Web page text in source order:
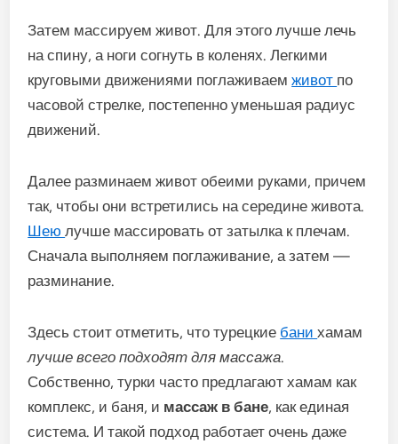
Затем массируем живот. Для этого лучше лечь
на спину, а ноги согнуть в коленях. Легкими
круговыми движениями поглаживаемживот по
часовой стрелке, постепенно уменьшая радиус
движений.
Далее разминаем живот обеими руками, причем
так, чтобы они встретились на середине живота.
Шеюлучше массировать от затылка к плечам.
Сначала выполняем поглаживание, а затем —
разминание.
Здесь стоит отметить, что турецкие банихамам
лучше всего подходят для массажа.
Собственно, турки часто предлагают хамам как
комплекс, и баня, и массаж в бане, как единая
система. И такой подход работает очень даже